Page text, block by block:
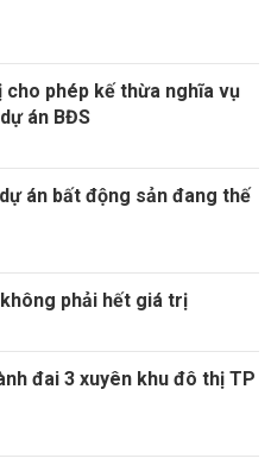
cho phép kế thừa nghĩa vụ
án BĐS
án bất động sản đang thế
phải hết giá trị
đai 3 xuyên khu đô thị TP